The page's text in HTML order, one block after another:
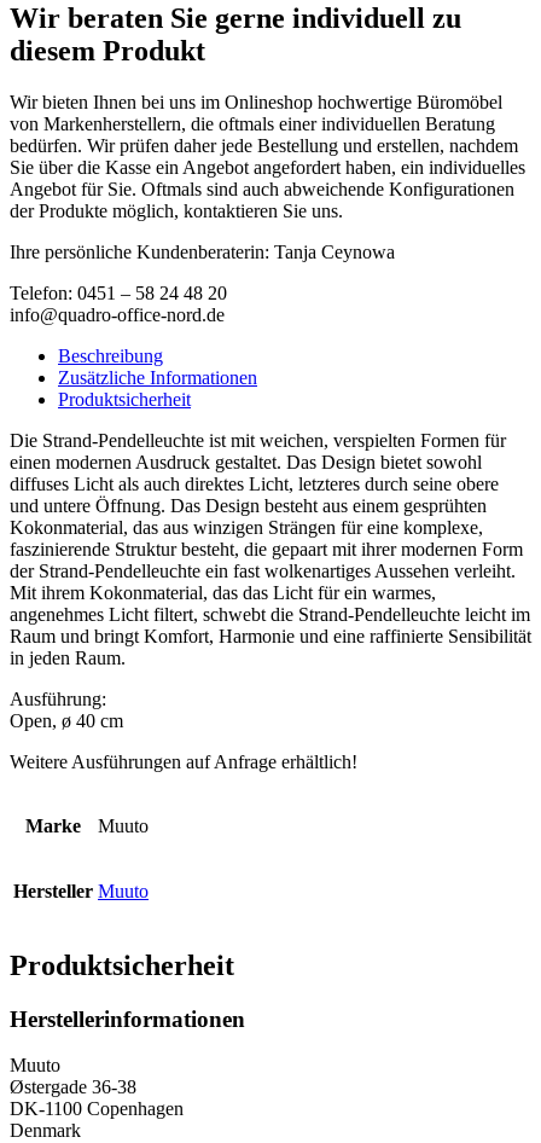
Wir beraten Sie gerne individuell zu
diesem Produkt
Wir bieten Ihnen bei uns im Onlineshop hochwertige Büromöbel
von Markenherstellern, die oftmals einer individuellen Beratung
bedürfen. Wir prüfen daher jede Bestellung und erstellen, nachdem
Sie über die Kasse ein Angebot angefordert haben, ein individuelles
Angebot für Sie. Oftmals sind auch abweichende Konfigurationen
der Produkte möglich, kontaktieren Sie uns.
Ihre persönliche Kundenberaterin: Tanja Ceynowa
Telefon: 0451 – 58 24 48 20
info@quadro-office-nord.de
Beschreibung
Zusätzliche Informationen
Produktsicherheit
Die Strand-Pendelleuchte ist mit weichen, verspielten Formen für
einen modernen Ausdruck gestaltet. Das Design bietet sowohl
diffuses Licht als auch direktes Licht, letzteres durch seine obere
und untere Öffnung. Das Design besteht aus einem gesprühten
Kokonmaterial, das aus winzigen Strängen für eine komplexe,
faszinierende Struktur besteht, die gepaart mit ihrer modernen Form
der Strand-Pendelleuchte ein fast wolkenartiges Aussehen verleiht.
Mit ihrem Kokonmaterial, das das Licht für ein warmes,
angenehmes Licht filtert, schwebt die Strand-Pendelleuchte leicht im
Raum und bringt Komfort, Harmonie und eine raffinierte Sensibilität
in jeden Raum.
Ausführung:
Open, ø 40 cm
Weitere Ausführungen auf Anfrage erhältlich!
Marke Muuto
Hersteller Muuto
Produktsicherheit
Herstellerinformationen
Muuto
Østergade 36-38
DK-1100 Copenhagen
Denmark